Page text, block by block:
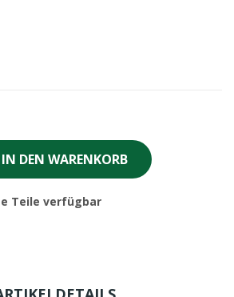
IN DEN WARENKORB
Teile verfügbar